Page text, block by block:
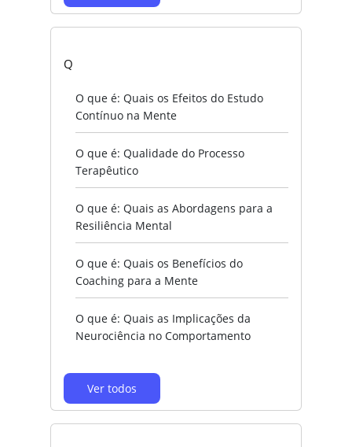
Q
O que é: Quais os Efeitos do Estudo
Contínuo na Mente
O que é: Qualidade do Processo
Terapêutico
O que é: Quais as Abordagens para a
Resiliência Mental
O que é: Quais os Benefícios do
Coaching para a Mente
O que é: Quais as Implicações da
Neurociência no Comportamento
Ver todos